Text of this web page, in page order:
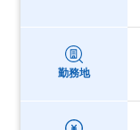
勤務地